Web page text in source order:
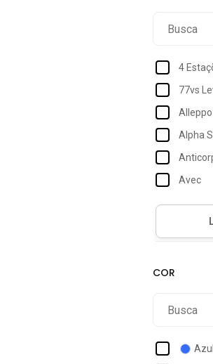
4
77vs
Alpha
Avec
Carlota
Azul